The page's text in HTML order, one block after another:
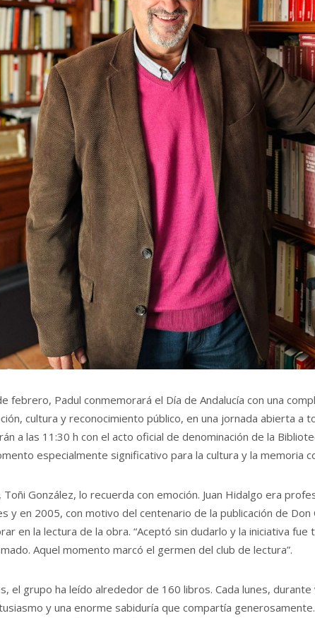
febrero, Padul conmemorará el Día de Andalucía con una
cultura y reconocimiento público, en una jornada abierta a
a las 11:30 h con el acto oficial de denominación de la
especialmente significativo para la cultura y la memoria
Toñi González, lo recuerda con emoción. Juan Hidalgo era
y en 2005, con motivo del centenario de la publicación de Don
en la lectura de la obra. “Aceptó sin dudarlo y la iniciativa fue
Aquel momento marcó el germen del club de lectura”.
el grupo ha leído alrededor de 160 libros. Cada lunes, durante
y una enorme sabiduría que compartía